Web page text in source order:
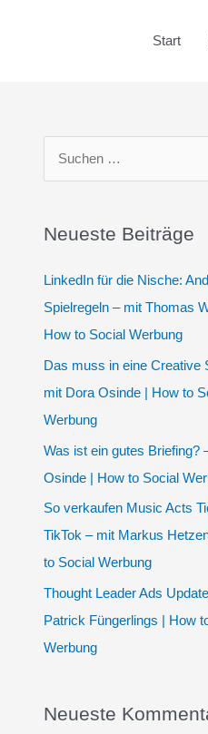
Start
h
e
n
n
Neueste Beiträge
LinkedIn für die Nische:
Spielregeln – mit Thomas
How to Social Werbung
Das muss in eine Creative
mit Dora Osinde | How to
Werbung
Was ist ein gutes Briefing?
Osinde | How to Social
So verkaufen Music Acts
TikTok – mit Markus
to Social Werbung
Thought Leader Ads
Patrick Füngerlings | How
Werbung
Neueste